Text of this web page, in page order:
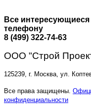
Все
телефону
8 (499) 322-74-63
ООО "Строй
125239, г. Москва, ул.
Все права защищены.
конфиденциальности